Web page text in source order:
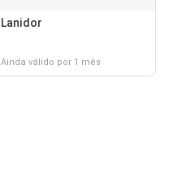
Lanidor
Ainda válido por 1 mês